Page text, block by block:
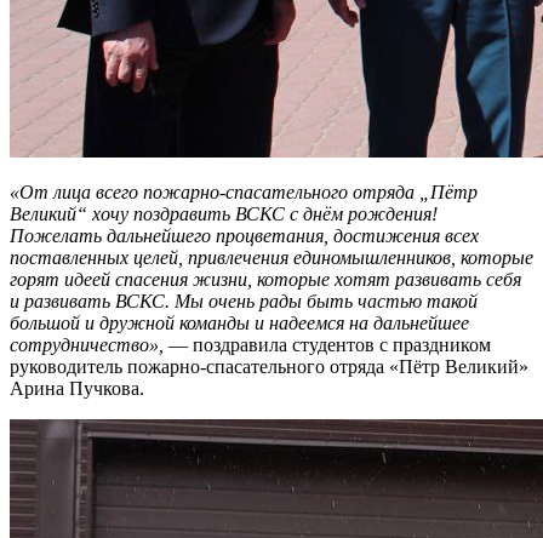
«От лица всего пожарно-спасательного отряда „Пётр
Великий“ хочу поздравить ВСКС с днём рождения!
Пожелать дальнейшего процветания, достижения всех
поставленных целей, привлечения единомышленников, которые
горят идеей спасения жизни, которые хотят развивать себя
и развивать ВСКС. Мы очень рады быть частью такой
большой и дружной команды и надеемся на дальнейшее
сотрудничество», — поздравила студентов с праздником
руководитель пожарно-спасательного отряда «Пётр Великий»
Арина Пучкова.